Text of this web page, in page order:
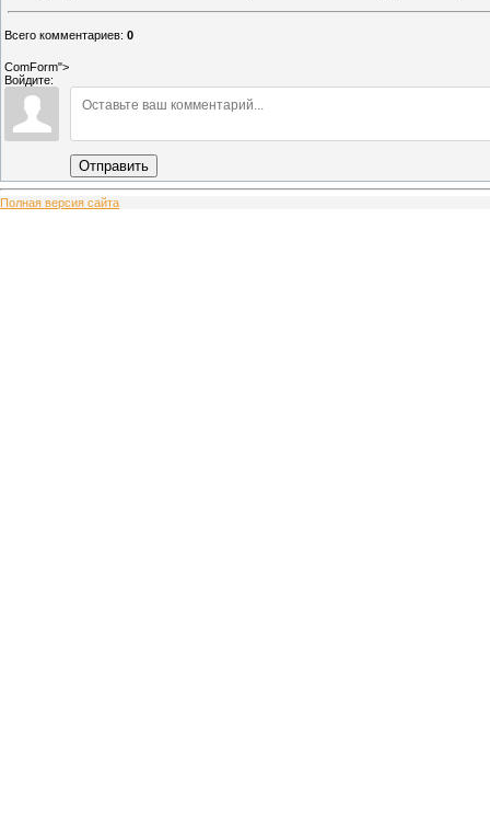
Всего комментариев: 0
ComForm">
Войдите:
Отправить
Полная версия сайта